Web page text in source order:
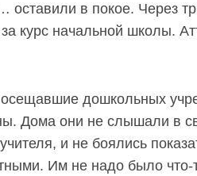
оставили в покое. Через
за курс начальной школы.
дошкольных
Дома они не слышали в
и не боялись
Им не надо было что-